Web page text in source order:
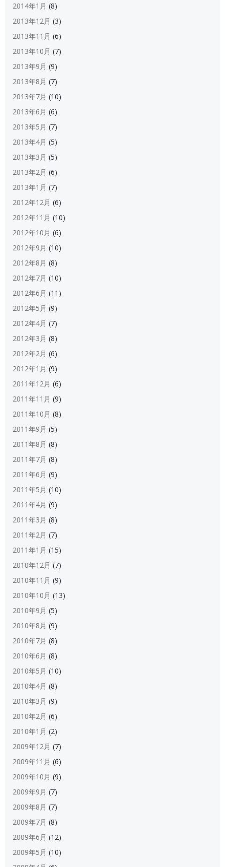
2014年1月 (8)
2013年12月 (3)
2013年11月 (6)
2013年10月 (7)
2013年9月 (9)
2013年8月 (7)
2013年7月 (10)
2013年6月 (6)
2013年5月 (7)
2013年4月 (5)
2013年3月 (5)
2013年2月 (6)
2013年1月 (7)
2012年12月 (6)
2012年11月 (10)
2012年10月 (6)
2012年9月 (10)
2012年8月 (8)
2012年7月 (10)
2012年6月 (11)
2012年5月 (9)
2012年4月 (7)
2012年3月 (8)
2012年2月 (6)
2012年1月 (9)
2011年12月 (6)
2011年11月 (9)
2011年10月 (8)
2011年9月 (5)
2011年8月 (8)
2011年7月 (8)
2011年6月 (9)
2011年5月 (10)
2011年4月 (9)
2011年3月 (8)
2011年2月 (7)
2011年1月 (15)
2010年12月 (7)
2010年11月 (9)
2010年10月 (13)
2010年9月 (5)
2010年8月 (9)
2010年7月 (8)
2010年6月 (8)
2010年5月 (10)
2010年4月 (8)
2010年3月 (9)
2010年2月 (6)
2010年1月 (2)
2009年12月 (7)
2009年11月 (6)
2009年10月 (9)
2009年9月 (7)
2009年8月 (7)
2009年7月 (8)
2009年6月 (12)
2009年5月 (10)